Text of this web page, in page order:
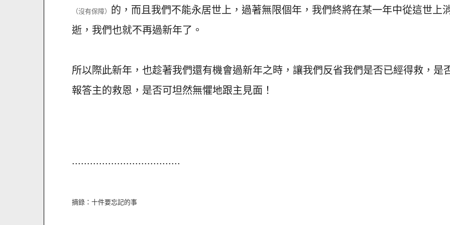
（沒有保障） 的，而且我們不能永居世上，過著無限個年，我們終將在某一年中從這世上
逝，我們也就不再過新年了。
所以際此新年，也趁著我們還有機會過新年之時，讓我們反省我們是否已經得救，是
報答主的救恩，是否可坦然無懼地跟主見面！
....................................
摘錄：十件要忘記的事